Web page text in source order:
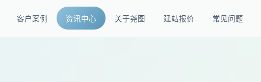
客户案例 资讯中心 关于尧图 建站报价 常见问题